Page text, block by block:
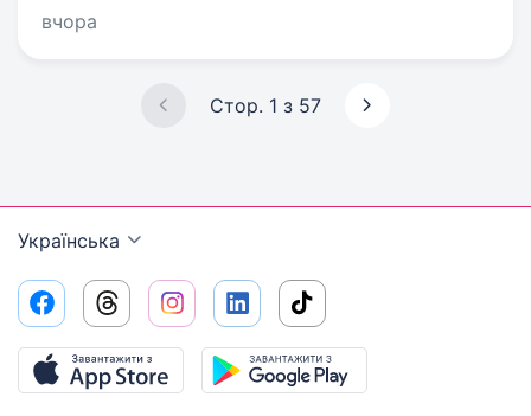
вчора
Стор. 1 з 57
Українська